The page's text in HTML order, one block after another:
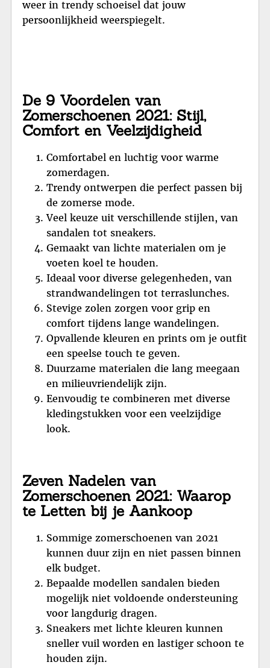
weer in trendy schoeisel dat jouw
persoonlijkheid weerspiegelt.
De 9 Voordelen van
Zomerschoenen 2021: Stijl,
Comfort en Veelzijdigheid
Comfortabel en luchtig voor warme
zomerdagen.
Trendy ontwerpen die perfect passen bij
de zomerse mode.
Veel keuze uit verschillende stijlen, van
sandalen tot sneakers.
Gemaakt van lichte materialen om je
voeten koel te houden.
Ideaal voor diverse gelegenheden, van
strandwandelingen tot terraslunches.
Stevige zolen zorgen voor grip en
comfort tijdens lange wandelingen.
Opvallende kleuren en prints om je outfit
een speelse touch te geven.
Duurzame materialen die lang meegaan
en milieuvriendelijk zijn.
Eenvoudig te combineren met diverse
kledingstukken voor een veelzijdige
look.
Zeven Nadelen van
Zomerschoenen 2021: Waarop
te Letten bij je Aankoop
Sommige zomerschoenen van 2021
kunnen duur zijn en niet passen binnen
elk budget.
Bepaalde modellen sandalen bieden
mogelijk niet voldoende ondersteuning
voor langdurig dragen.
Sneakers met lichte kleuren kunnen
sneller vuil worden en lastiger schoon te
houden zijn.